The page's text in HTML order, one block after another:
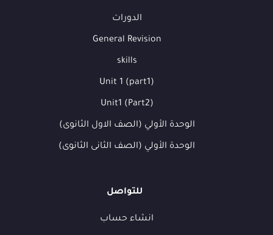
الدورات
General Revision
skills
Unit 1 (part1)
Unit1 (Part2)
الوحدة الأولي (الصف الاول الثانوى)
الوحدة الأولي (الصف الثانى الثانوى)
للتواصل
انشاء حساب